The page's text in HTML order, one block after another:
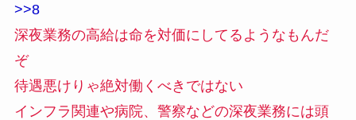
>>8
深夜業務の高給は命を対価にしてるようなもんだ
ぞ
待遇悪けりゃ絶対働くべきではない
インフラ関連や病院、警察などの深夜業務には頭